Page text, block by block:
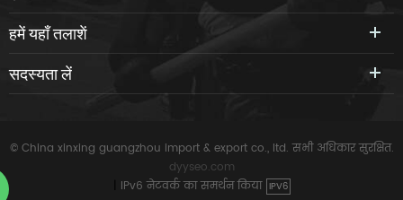
हमें यहाँ तलाशें
सदस्यता लें
© China xinxing guangzhou import & export co., ltd. सभी अधिकार सुरक्षित.
dyyseo.com
IPv6 नेटवर्क का समर्थन किया IPV6